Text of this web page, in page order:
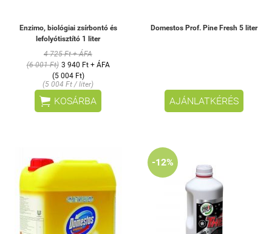
Enzimo, biológiai zsírbontó és
lefolyótisztító 1 liter
4 725 Ft + ÁFA
(6 001 Ft) 3 940 Ft + ÁFA
(5 004 Ft)
(5 004 Ft / liter)
 KOSÁRBA
Domestos Prof. Pine Fresh 5 liter
AJÁNLATKÉRÉS
-12%